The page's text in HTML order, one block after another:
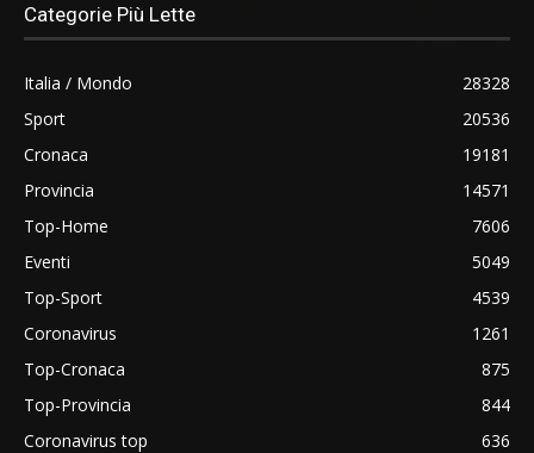
Categorie Più Lette
Italia / Mondo
28328
Sport
20536
Cronaca
19181
Provincia
14571
Top-Home
7606
Eventi
5049
Top-Sport
4539
Coronavirus
1261
Top-Cronaca
875
Top-Provincia
844
Coronavirus top
636